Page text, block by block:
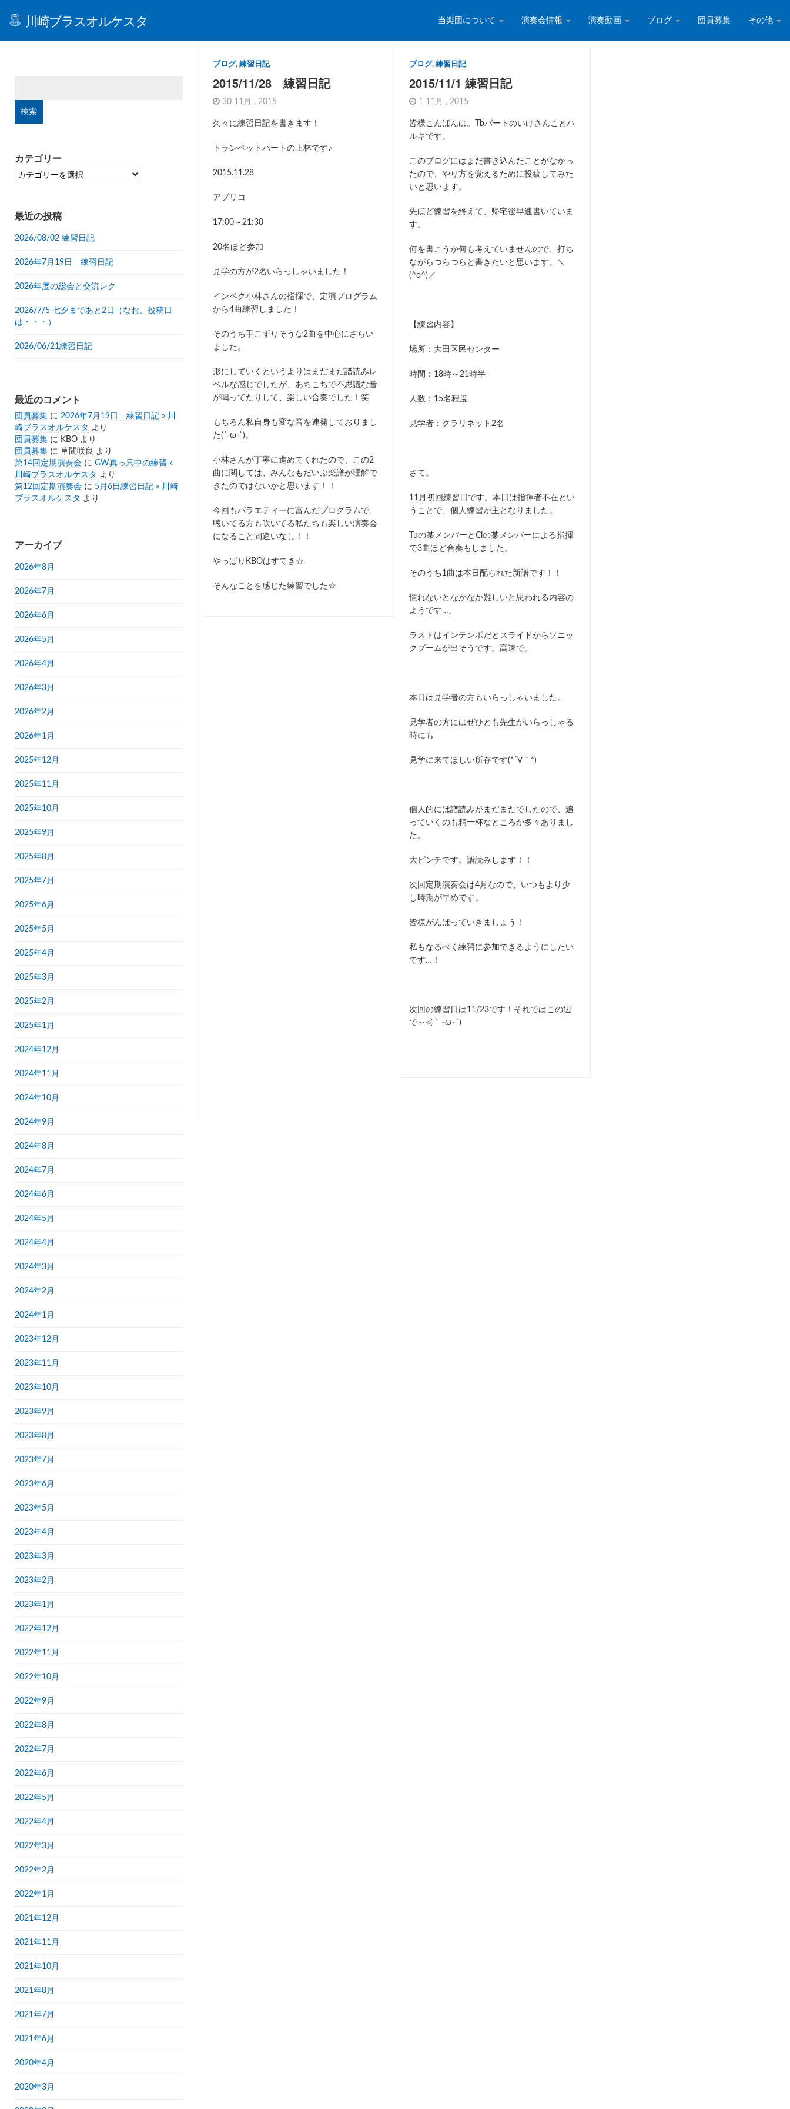
川崎ブラスオルケスタ 当楽団について 演奏会情報 演奏動画 ブログ 団員募集 その他
ブログ, 練習日記
2015/11/28 練習日記
30 11月 , 2015
久々に練習日記を書きます！
トランペットパートの上林です♪
2015.11.28
アプリコ
17:00～21:30
20名ほど参加
見学の方が2名いらっしゃいました！
インペク小林さんの指揮で、定演プログラム
から4曲練習しました！
そのうち手こずりそうな2曲を中心にさらい
ました。
形にしていくというよりはまだまだ譜読みレ
ベルな感じでしたが、あちこちで不思議な音
が鳴ってたりして、楽しい合奏でした！笑
もちろん私自身も変な音を連発しておりまし
た(´-ω-`)。
小林さんが丁寧に進めてくれたので、この2
曲に関しては、みんなもだいぶ楽譜が理解で
きたのではないかと思います！！
今回もバラエティーに富んだプログラムで、
聴いてる方も吹いてる私たちも楽しい演奏会
になること間違いなし！！
やっぱりKBOはすてき☆
そんなことを感じた練習でした☆
ブログ, 練習日記
2015/11/1 練習日記
1 11月 , 2015
皆様こんばんは。Tbパートのいけさんことハ
ルキです。
このブログにはまだ書き込んだことがなかっ
たので、やり方を覚えるために投稿してみた
いと思います。
先ほど練習を終えて、帰宅後早速書いていま
す。
何を書こうか何も考えていませんので、打ち
ながらつらつらと書きたいと思います。＼
(^o^)／
【練習内容】
場所：大田区民センター
時間：18時～21時半
人数：15名程度
見学者：クラリネット2名
さて。
11月初回練習日です。本日は指揮者不在とい
うことで、個人練習が主となりました。
Tuの某メンバーとClの某メンバーによる指揮
で3曲ほど合奏もしました。
そのうち1曲は本日配られた新譜です！！
慣れないとなかなか難しいと思われる内容の
ようです…。
ラストはインテンポだとスライドからソニッ
クブームが出そうです。高速で。
本日は見学者の方もいらっしゃいました。
見学者の方にはぜひとも先生がいらっしゃる
時にも
見学に来てほしい所存です(*´∀｀*)
個人的には譜読みがまだまだでしたので、追
っていくのも精一杯なところが多々ありまし
た。
大ピンチです。譜読みします！！
次回定期演奏会は4月なので、いつもより少
し時期が早めです。
皆様がんばっていきましょう！
私もなるべく練習に参加できるようにしたい
です…！
次回の練習日は11/23です！それではこの辺
で～<(｀･ω･´)
カテゴリー
カ
リ
ー
最近の投稿
2026/08/02 練習日記
2026年7月19日 練習日記
2026年度の総会と交流レク
2026/7/5 七夕まであと2日（なお、投稿日
は・・・）
2026/06/21練習日記
最近のコメント
団員募集 に 2026年7月19日 練習日記 » 川
崎ブラスオルケスタ より
団員募集 に KBO より
団員募集 に 草間咲良 より
第14回定期演奏会 に GW真っ只中の練習 »
川崎ブラスオルケスタ より
第12回定期演奏会 に 5月6日練習日記 » 川崎
ブラスオルケスタ より
アーカイブ
2026年8月
2026年7月
2026年6月
2026年5月
2026年4月
2026年3月
2026年2月
2026年1月
2025年12月
2025年11月
2025年10月
2025年9月
2025年8月
2025年7月
2025年6月
2025年5月
2025年4月
2025年3月
2025年2月
2025年1月
2024年12月
2024年11月
2024年10月
2024年9月
2024年8月
2024年7月
2024年6月
2024年5月
2024年4月
2024年3月
2024年2月
2024年1月
2023年12月
2023年11月
2023年10月
2023年9月
2023年8月
2023年7月
2023年6月
2023年5月
2023年4月
2023年3月
2023年2月
2023年1月
2022年12月
2022年11月
2022年10月
2022年9月
2022年8月
2022年7月
2022年6月
2022年5月
2022年4月
2022年3月
2022年2月
2022年1月
2021年12月
2021年11月
2021年10月
2021年8月
2021年7月
2021年6月
2020年4月
2020年3月